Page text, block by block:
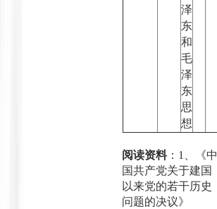
泽
东
和
毛
泽
东
思
想
阅读资料： 1
、《中
国共产党关于建国
以来党的若干历史
问题的决议》